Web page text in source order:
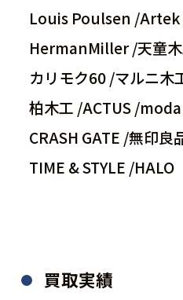
Louis Poulsen /Artek
HermanMiller /天童
カリモク60 /マルニ木
柏木工 /ACTUS /
CRASH GATE /無印良
TIME & STYLE /HALO
買取実績